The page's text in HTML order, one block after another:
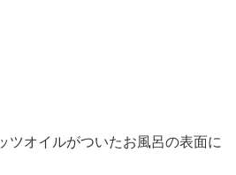
ツオイルがついたお風呂の表面に